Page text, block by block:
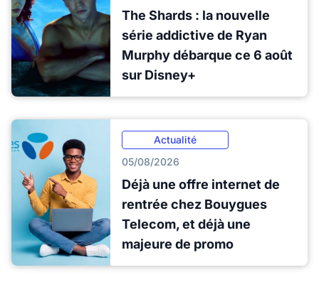
The Shards : la nouvelle
série addictive de Ryan
Murphy débarque ce 6 août
sur Disney+
Actualité
05/08/2026
Déjà une offre internet de
rentrée chez Bouygues
Telecom, et déjà une
majeure de promo